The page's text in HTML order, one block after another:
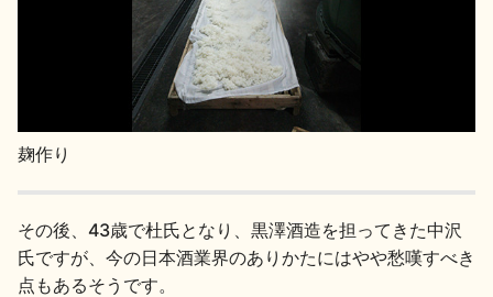
麹作り
その後、43歳で杜氏となり、黒澤酒造を担ってきた中沢
氏ですが、今の日本酒業界のありかたにはやや愁嘆すべき
点もあるそうです。